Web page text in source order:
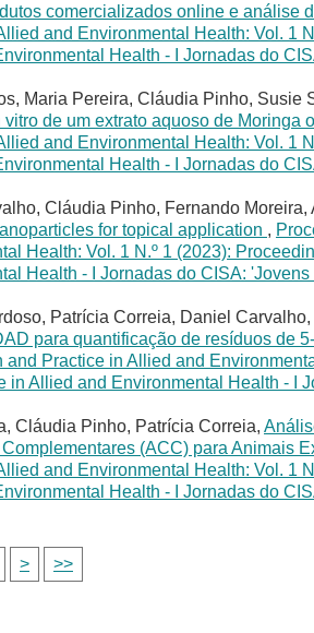
comercializados online e análise
and Environmental Health: Vol. 1
Health - I Jornadas do
Maria Pereira, Cláudia Pinho, Susie
de um extrato aquoso de Moringa
and Environmental Health: Vol. 1
Health - I Jornadas do
Cláudia Pinho, Fernando Moreira,
for topical application ,
Health: Vol. 1 N.º 1 (2023):
Health - I Jornadas do CISA:
Patrícia Correia, Daniel
para quantificação de resíduos de
and Practice in Allied and
in Allied and Environmental Health - I
Cláudia Pinho, Patrícia Correia,
(ACC) para Animais
and Environmental Health: Vol. 1
Health - I Jornadas do
> >>